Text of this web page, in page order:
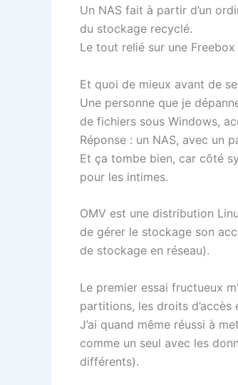
Un NAS fait à partir d’un
du stockage recyclé.
Le tout relié sur une
Et quoi de mieux avant de
Une personne que je
de fichiers sous Windows,
Réponse : un NAS, avec un
Et ça tombe bien, car côté
pour les intimes.
OMV est une distribution
de gérer le stockage son
de stockage en réseau).
Le premier essai fructueux
partitions, les droits
J’ai quand même réussi à
comme un seul avec les
différents).